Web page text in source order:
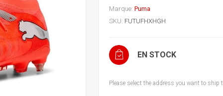
Marque: Puma
SKU: FUTUFHXHGH
EN STOCK
Please select the address you want to ship